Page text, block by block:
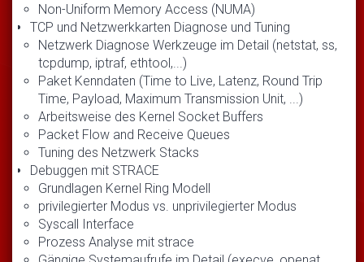
Non-Uniform Memory Access (NUMA)
TCP und Netzwerkkarten Diagnose und Tuning
Netzwerk Diagnose Werkzeuge im Detail (netstat, ss,
tcpdump, iptraf, ethtool,...)
Paket Kenndaten (Time to Live, Latenz, Round Trip
Time, Payload, Maximum Transmission Unit, ...)
Arbeitsweise des Kernel Socket Buffers
Packet Flow and Receive Queues
Tuning des Netzwerk Stacks
Debuggen mit STRACE
Grundlagen Kernel Ring Modell
privilegierter Modus vs. unprivilegierter Modus
Syscall Interface
Prozess Analyse mit strace